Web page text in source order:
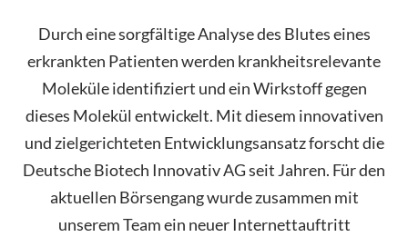
Durch eine sorgfältige Analyse des Blutes eines
erkrankten Patienten werden krankheitsrelevante
Moleküle identifiziert und ein Wirkstoff gegen
dieses Molekül entwickelt. Mit diesem innovativen
und zielgerichteten Entwicklungsansatz forscht die
Deutsche Biotech Innovativ AG seit Jahren. Für den
aktuellen Börsengang wurde zusammen mit
unserem Team ein neuer Internettauftritt